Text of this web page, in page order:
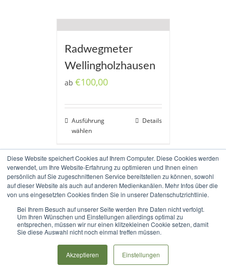
Diese Website speichert Cookies auf Ihrem Computer. Diese Cookies werden
verwendet, um Ihre Website-Erfahrung zu optimieren und Ihnen einen
persönlich auf Sie zugeschnittenen Service bereitstellen zu können, sowohl
auf dieser Website als auch auf anderen Medienkanälen. Mehr Infos über die
von uns eingesetzten Cookies finden Sie in unserer Datenschutzrichtlinie.
Bei Ihrem Besuch auf unserer Seite werden Ihre Daten nicht verfolgt.
Um Ihren Wünschen und Einstellungen allerdings optimal zu
entsprechen, müssen wir nur einen klitzekleinen Cookie setzen, damit
Sie diese Auswahl nicht noch einmal treffen müssen.
Akzeptieren Einstellungen
Radwegmeter
Wellingholzhausen
ab €100,00
Ausführung
wählen
Details
Copyright 2017-2020 Radweg Allendorfer Straße e.V. |Impressum
Datenschutz|Haftungsausschluss
Rss